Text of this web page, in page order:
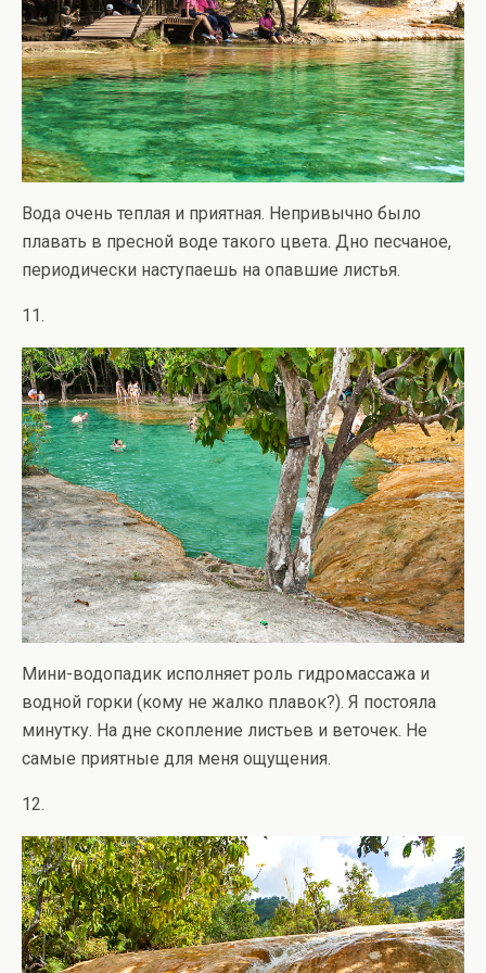
Вода очень теплая и приятная. Непривычно было
плавать в пресной воде такого цвета. Дно песчаное,
периодически наступаешь на опавшие листья.
11.
Мини-водопадик исполняет роль гидромассажа и
водной горки (кому не жалко плавок?). Я постояла
минутку. На дне скопление листьев и веточек. Не
самые приятные для меня ощущения.
12.